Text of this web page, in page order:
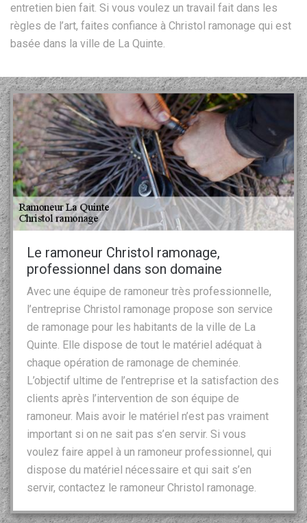
entretien bien fait. Si vous voulez un travail fait dans les
règles de l’art, faites confiance à Christol ramonage qui est
basée dans la ville de La Quinte.
Le ramoneur Christol ramonage,
professionnel dans son domaine
Avec une équipe de ramoneur très professionnelle,
l’entreprise Christol ramonage propose son service
de ramonage pour les habitants de la ville de La
Quinte. Elle dispose de tout le matériel adéquat à
chaque opération de ramonage de cheminée.
L’objectif ultime de l’entreprise et la satisfaction des
clients après l’intervention de son équipe de
ramoneur. Mais avoir le matériel n’est pas vraiment
important si on ne sait pas s’en servir. Si vous
voulez faire appel à un ramoneur professionnel, qui
dispose du matériel nécessaire et qui sait s’en
servir, contactez le ramoneur Christol ramonage.